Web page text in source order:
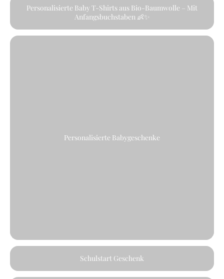
Personalisierte Baby T-Shirts aus Bio-Baumwolle – Mit
Anfangsbuchstaben 👶✨
Personalisierte Babygeschenke
Schulstart Geschenk